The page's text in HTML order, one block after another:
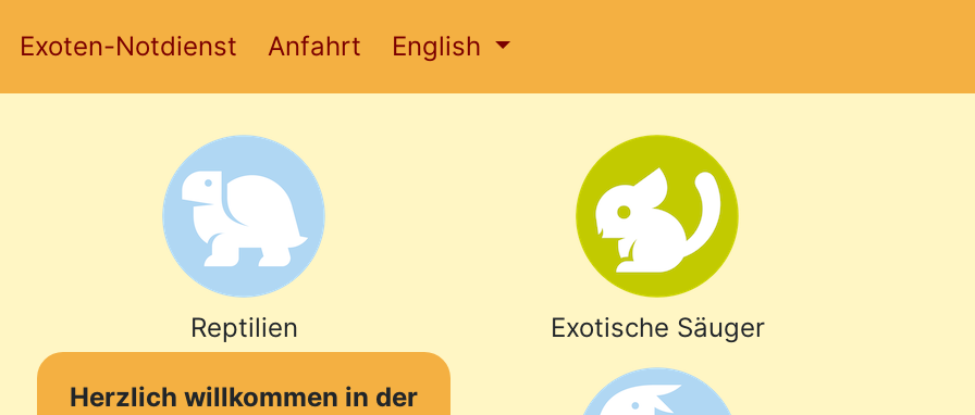
Exoten-Notdienst Anfahrt English
Herzlich willkommen in der
Reptilien Exotische Säuger